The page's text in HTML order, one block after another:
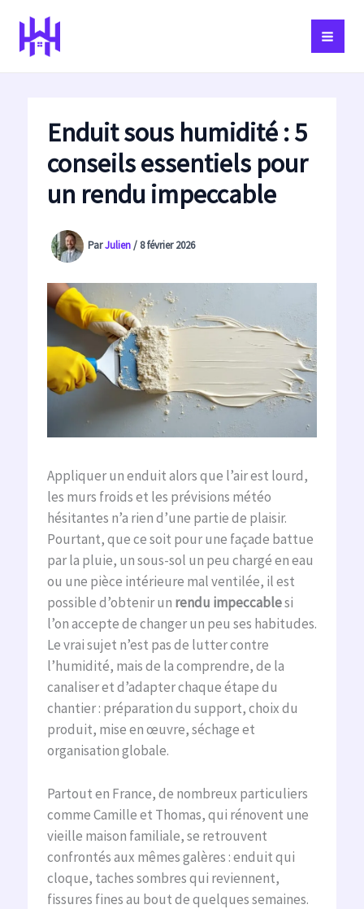
contenu
Enduit sous humidité : 5
conseils essentiels pour
un rendu impeccable
ParJulien/ 8 février 2026
Appliquer un enduit alors que l’air est lourd,
les murs froids et les prévisions météo
hésitantes n’a rien d’une partie de plaisir.
Pourtant, que ce soit pour une façade battue
par la pluie, un sous-sol un peu chargé en eau
ou une pièce intérieure mal ventilée, il est
possible d’obtenir un rendu impeccablesi
l’on accepte de changer un peu ses habitudes.
Le vrai sujet n’est pas de lutter contre
l’humidité, mais de la comprendre, de la
canaliser et d’adapter chaque étape du
chantier : préparation du support, choix du
produit, mise en œuvre, séchage et
organisation globale.
Partout en France, de nombreux particuliers
comme Camille et Thomas, qui rénovent une
vieille maison familiale, se retrouvent
confrontés aux mêmes galères : enduit qui
cloque, taches sombres qui reviennent,
fissures fines au bout de quelques semaines.